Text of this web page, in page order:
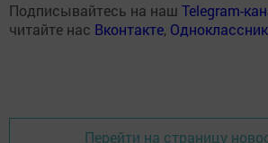
Подписывайтесь на наш Telegram-
читайте нас Вконтакте,
Перейти на страницу